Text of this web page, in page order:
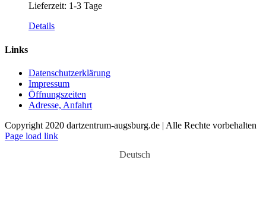
Lieferzeit: 1-3 Tage
Details
Links
Datenschutzerklärung
Impressum
Öffnungszeiten
Adresse, Anfahrt
Copyright 2020 dartzentrum-augsburg.de | Alle Rechte vorbehalten
Facebook
Instagram
YouTube
Page load link
Deutsch